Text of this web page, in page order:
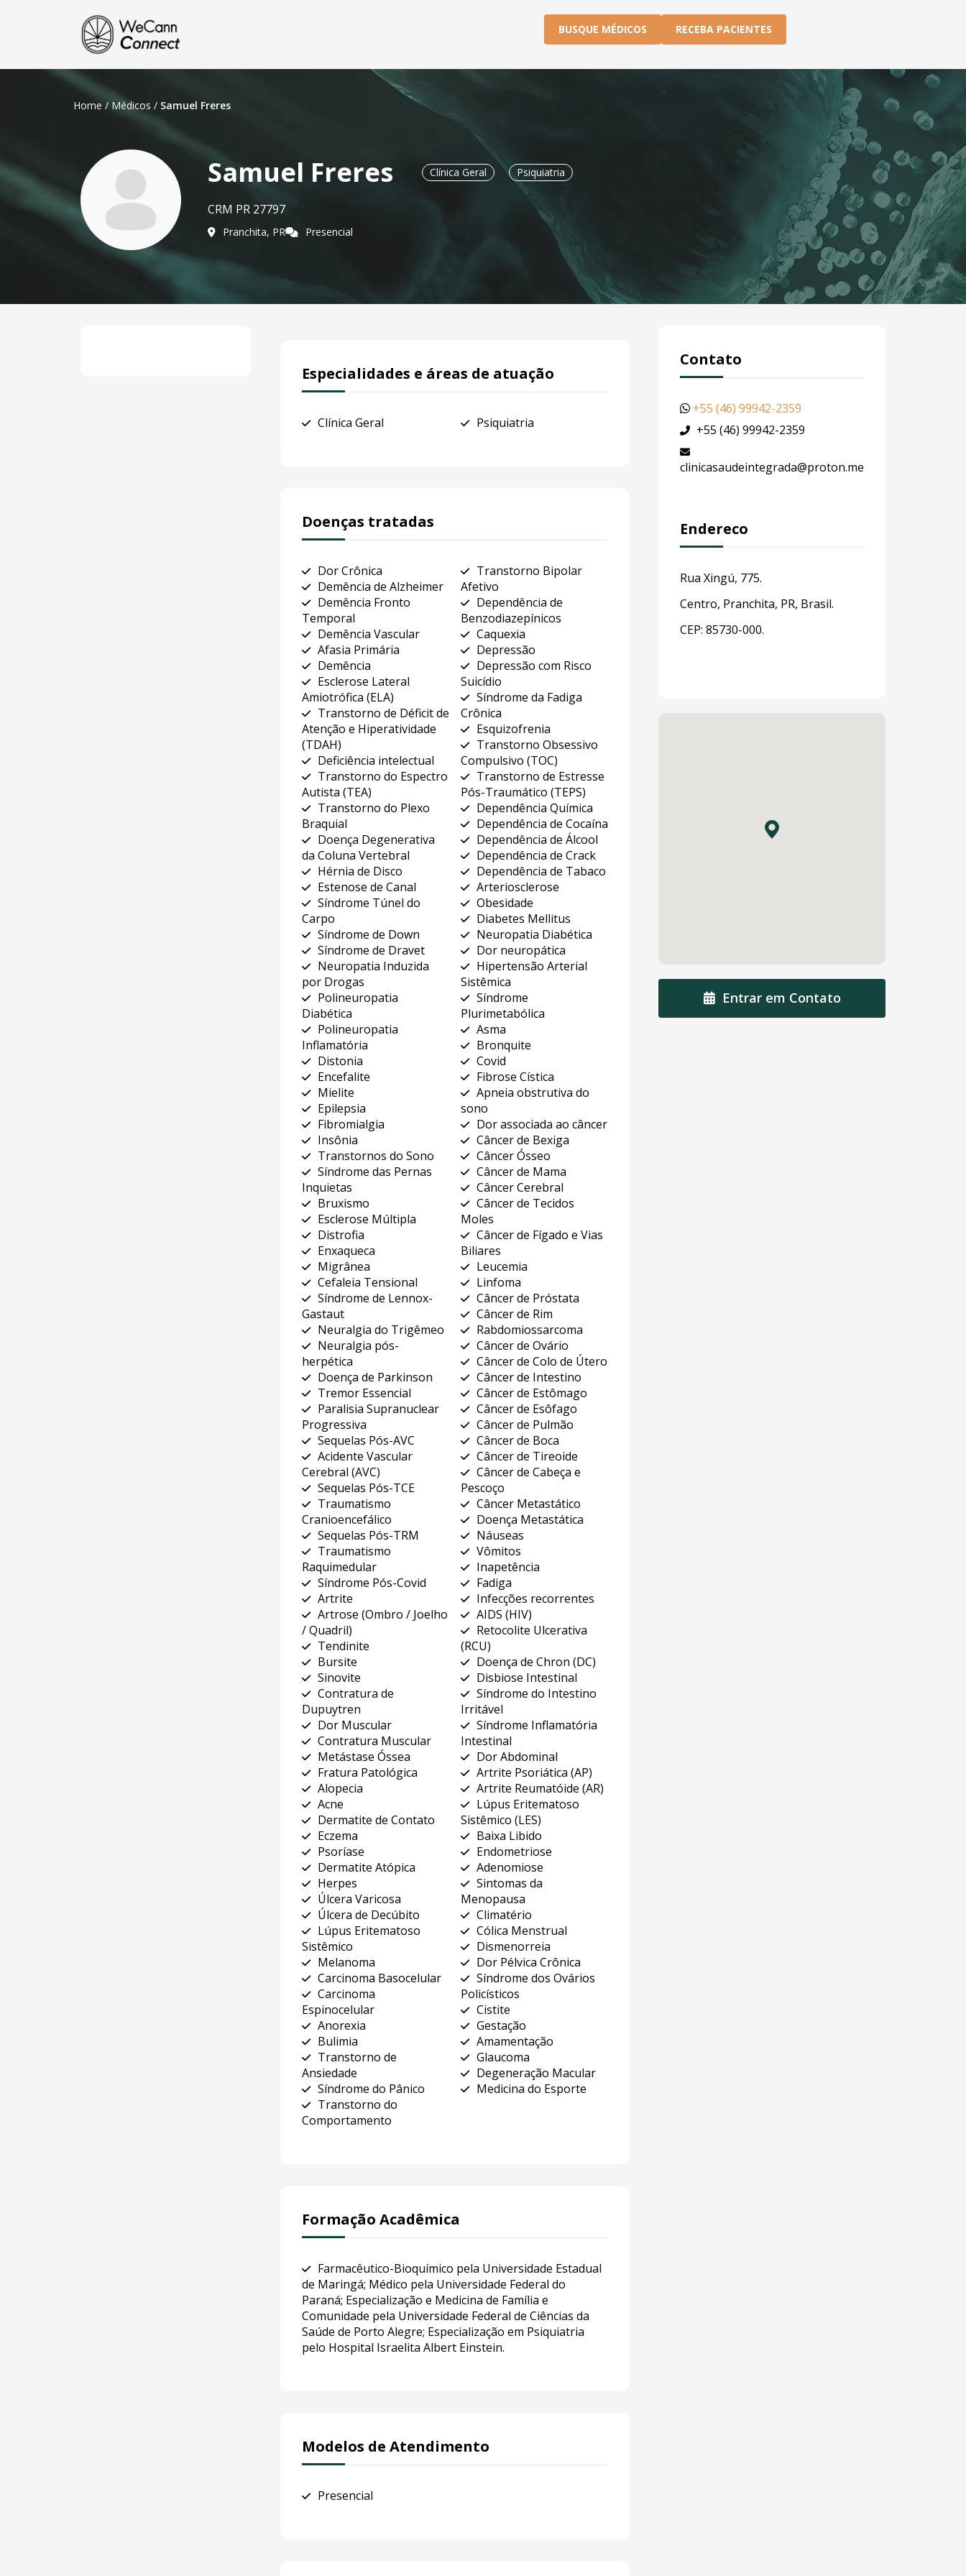
BUSQUE MÉDICOS RECEBA PACIENTES
Home / Médicos / Samuel Freres
Samuel Freres Clínica Geral Psiquiatria
CRM PR 27797
Pranchita, PR Presencial
Especialidades e áreas de atuação
Clínica Geral Psiquiatria
Doenças tratadas
Dor Crônica
Demência de Alzheimer
Demência Fronto
Temporal
Demência Vascular
Afasia Primária
Demência
Esclerose Lateral
Amiotrófica (ELA)
Transtorno de Déficit de
Atenção e Hiperatividade
(TDAH)
Deficiência intelectual
Transtorno do Espectro
Autista (TEA)
Transtorno do Plexo
Braquial
Doença Degenerativa
da Coluna Vertebral
Hérnia de Disco
Estenose de Canal
Síndrome Túnel do
Carpo
Síndrome de Down
Síndrome de Dravet
Neuropatia Induzida
por Drogas
Polineuropatia
Diabética
Polineuropatia
Inflamatória
Distonia
Encefalite
Mielite
Epilepsia
Fibromialgia
Insônia
Transtornos do Sono
Síndrome das Pernas
Inquietas
Bruxismo
Esclerose Múltipla
Distrofia
Enxaqueca
Migrânea
Cefaleia Tensional
Síndrome de Lennox-
Gastaut
Neuralgia do Trigêmeo
Neuralgia pós-
herpética
Doença de Parkinson
Tremor Essencial
Paralisia Supranuclear
Progressiva
Sequelas Pós-AVC
Acidente Vascular
Cerebral (AVC)
Sequelas Pós-TCE
Traumatismo
Cranioencefálico
Sequelas Pós-TRM
Traumatismo
Raquimedular
Síndrome Pós-Covid
Artrite
Artrose (Ombro / Joelho
/ Quadril)
Tendinite
Bursite
Sinovite
Contratura de
Dupuytren
Dor Muscular
Contratura Muscular
Metástase Óssea
Fratura Patológica
Alopecia
Acne
Dermatite de Contato
Eczema
Psoríase
Dermatite Atópica
Herpes
Úlcera Varicosa
Úlcera de Decúbito
Lúpus Eritematoso
Sistêmico
Melanoma
Carcinoma Basocelular
Carcinoma
Espinocelular
Anorexia
Bulimia
Transtorno de
Ansiedade
Síndrome do Pânico
Transtorno do
Comportamento
Transtorno Bipolar
Afetivo
Dependência de
Benzodiazepínicos
Caquexia
Depressão
Depressão com Risco
Suicídio
Síndrome da Fadiga
Crônica
Esquizofrenia
Transtorno Obsessivo
Compulsivo (TOC)
Transtorno de Estresse
Pós-Traumático (TEPS)
Dependência Química
Dependência de Cocaína
Dependência de Álcool
Dependência de Crack
Dependência de Tabaco
Arteriosclerose
Obesidade
Diabetes Mellitus
Neuropatia Diabética
Dor neuropática
Hipertensão Arterial
Sistêmica
Síndrome
Plurimetabólica
Asma
Bronquite
Covid
Fibrose Cística
Apneia obstrutiva do
sono
Dor associada ao câncer
Câncer de Bexiga
Câncer Ósseo
Câncer de Mama
Câncer Cerebral
Câncer de Tecidos
Moles
Câncer de Fígado e Vias
Biliares
Leucemia
Linfoma
Câncer de Próstata
Câncer de Rim
Rabdomiossarcoma
Câncer de Ovário
Câncer de Colo de Útero
Câncer de Intestino
Câncer de Estômago
Câncer de Esôfago
Câncer de Pulmão
Câncer de Boca
Câncer de Tireoide
Câncer de Cabeça e
Pescoço
Câncer Metastático
Doença Metastática
Náuseas
Vômitos
Inapetência
Fadiga
Infecções recorrentes
AIDS (HIV)
Retocolite Ulcerativa
(RCU)
Doença de Chron (DC)
Disbiose Intestinal
Síndrome do Intestino
Irritável
Síndrome Inflamatória
Intestinal
Dor Abdominal
Artrite Psoriática (AP)
Artrite Reumatóide (AR)
Lúpus Eritematoso
Sistêmico (LES)
Baixa Libido
Endometriose
Adenomiose
Sintomas da
Menopausa
Climatério
Cólica Menstrual
Dismenorreia
Dor Pélvica Crônica
Síndrome dos Ovários
Policísticos
Cistite
Gestação
Amamentação
Glaucoma
Degeneração Macular
Medicina do Esporte
Formação Acadêmica
Farmacêutico-Bioquímico pela Universidade Estadual
de Maringá; Médico pela Universidade Federal do
Paraná; Especialização e Medicina de Família e
Comunidade pela Universidade Federal de Ciências da
Saúde de Porto Alegre; Especialização em Psiquiatria
pelo Hospital Israelita Albert Einstein.
Modelos de Atendimento
Presencial
Contato
+55 (46) 99942-2359
+55 (46) 99942-2359
clinicasaudeintegrada@proton.me
Endereco
Rua Xingú, 775.
Centro, Pranchita, PR, Brasil.
CEP: 85730-000.
Entrar em Contato